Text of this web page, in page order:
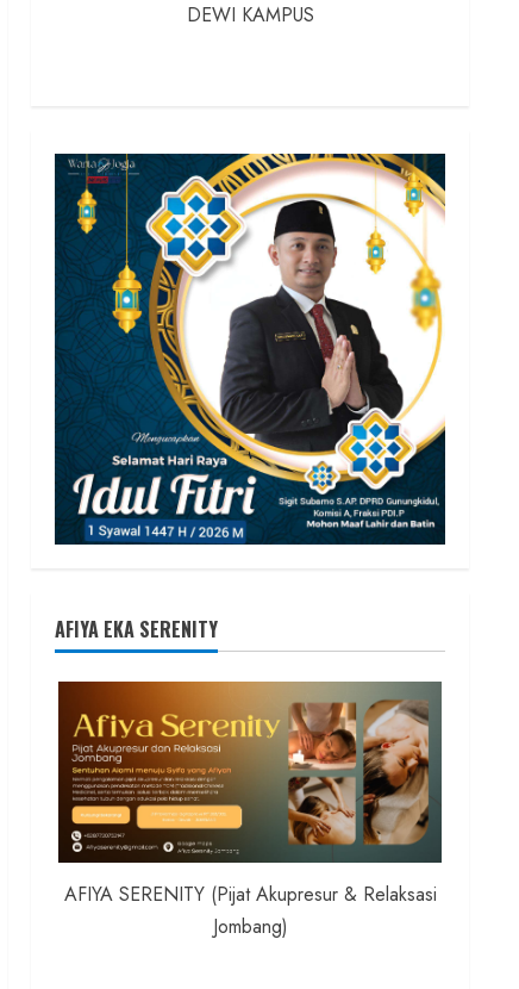
DEWI KAMPUS
AFIYA EKA SERENITY
AFIYA SERENITY (Pijat Akupresur & Relaksasi
Jombang)